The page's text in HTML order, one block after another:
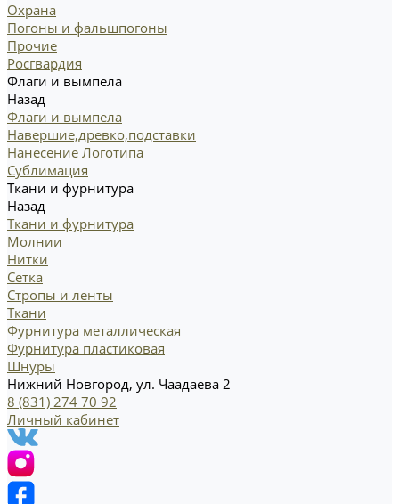
Охрана
Погоны и фальшпогоны
Прочие
Росгвардия
Флаги и вымпела
Назад
Флаги и вымпела
Навершие,древко,подставки
Нанесение Логотипа
Сублимация
Ткани и фурнитура
Назад
Ткани и фурнитура
Молнии
Нитки
Сетка
Стропы и ленты
Ткани
Фурнитура металлическая
Фурнитура пластиковая
Шнуры
Нижний Новгород, ул. Чаадаева 2
8 (831) 274 70 92
Личный кабинет